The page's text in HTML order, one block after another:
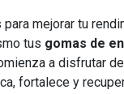
para mejorar tu
tus gomas de
a disfrutar
fortalece y